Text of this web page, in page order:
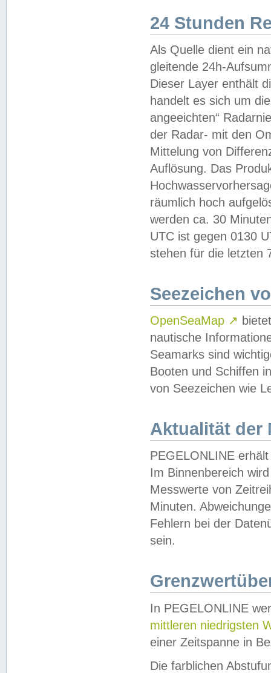
24 Stunden
Als Quelle dient ein
gleitende 24h-
Dieser Layer enthält
handelt es sich um
angeeichten“
der Radar- mit den
Mittelung von
Auflösung. Das
räumlich hoch
werden ca. 30
UTC ist gegen 0130
stehen für die letzten
Seezeichen
OpenSeaMap ↗
nautische
Seamarks sind
Booten und Schiffen
von Seezeichen wie
Aktualität der
PEGELONLINE
Im Binnenbereich
Messwerte von
Minuten.
Fehlern bei der
sein.
In PEGELONLINE
mittleren niedrigsten
einer Zeitspanne in
Die farblichen